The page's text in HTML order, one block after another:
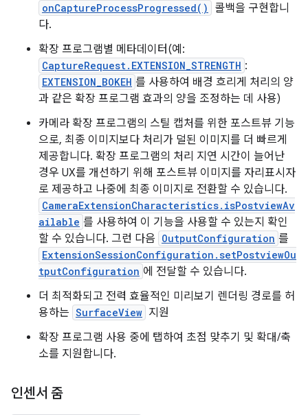
onCaptureProcessProgressed()
콜백을 구현합니
다.
확장 프로그램별 메타데이터(예:
CaptureRequest.EXTENSION_STRENGTH :
EXTENSION_BOKEH 를 사용하여 배경 흐리게 처리의 양
과 같은 확장 프로그램 효과의 양을 조정하는 데 사용)
카메라 확장 프로그램의 스틸 캡처를 위한 포스트뷰 기능
으로, 최종 이미지보다 처리가 덜된 이미지를 더 빠르게
제공합니다. 확장 프로그램의 처리 지연 시간이 늘어난
경우 UX를 개선하기 위해 포스트뷰 이미지를 자리표시자
로 제공하고 나중에 최종 이미지로 전환할 수 있습니다.
CameraExtensionCharacteristics.isPostviewAv
ailable 를 사용하여 이 기능을 사용할 수 있는지 확인
할 수 있습니다. 그런 다음 OutputConfiguration 를
ExtensionSessionConfiguration.setPostviewOu
tputConfiguration 에 전달할 수 있습니다.
더 최적화되고 전력 효율적인 미리보기 렌더링 경로를 허
용하는 SurfaceView 지원
확장 프로그램 사용 중에 탭하여 초점 맞추기 및 확대/축
소를 지원합니다.
인센서 줌